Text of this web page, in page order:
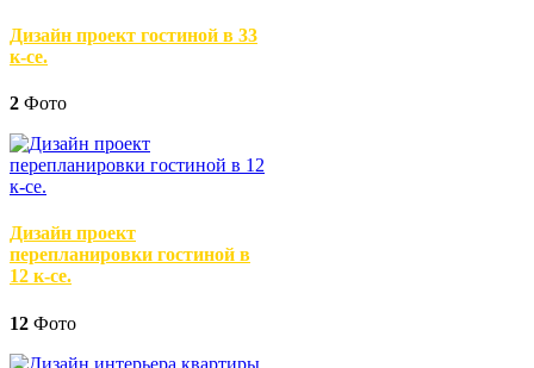
Дизайн проект гостиной в 33
к-се.
2 Фото
Дизайн проект
перепланировки гостиной в
12 к-се.
12 Фото